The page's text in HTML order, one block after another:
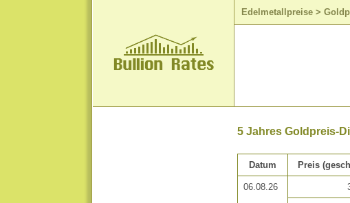
Edelmetallpreise >
5 Jahres Goldpreis-
Datum Preis
06.08.26